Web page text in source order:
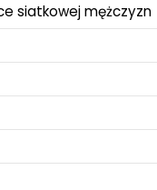
siatkowej mężczyzn